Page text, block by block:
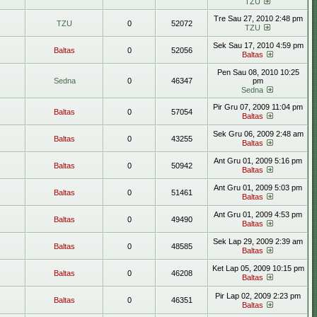
TZU 0 52072
Tre Sau 27, 2010 2:48 pm
TZU
Baltas 0 52056
Sek Sau 17, 2010 4:59 pm
Baltas
Sedna 0 46347
Pen Sau 08, 2010 10:25
pm
Sedna
Baltas 0 57054
Pir Gru 07, 2009 11:04 pm
Baltas
Baltas 0 43255
Sek Gru 06, 2009 2:48 am
Baltas
Baltas 0 50942
Ant Gru 01, 2009 5:16 pm
Baltas
Baltas 0 51461
Ant Gru 01, 2009 5:03 pm
Baltas
Baltas 0 49490
Ant Gru 01, 2009 4:53 pm
Baltas
Baltas 0 48585
Sek Lap 29, 2009 2:39 am
Baltas
Baltas 0 46208
Ket Lap 05, 2009 10:15 pm
Baltas
Baltas 0 46351
Pir Lap 02, 2009 2:23 pm
Baltas